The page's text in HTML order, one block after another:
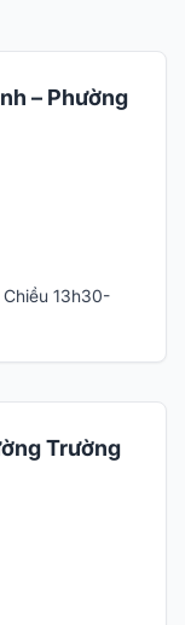
– Phường
13h30-
Trường